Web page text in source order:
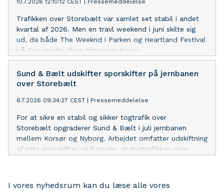
10.7.2026 12:10:12 CEST Pressemeddelelse
Trafikken over Storebælt var samlet set stabil i andet
kvartal af 2026. Men en travl weekend i juni skilte sig
ud, da både The Weeknd i Parken og Heartland Festival
på Fyn sendte flere biler over broen.
Sund & Bælt udskifter sporskifter på jernbanen
over Storebælt
6.7.2026 09:34:27 CEST Pressemeddelelse
For at sikre en stabil og sikker togtrafik over
Storebælt opgraderer Sund & Bælt i juli jernbanen
mellem Korsør og Nyborg. Arbejdet omfatter udskiftning
af otte sporskifter og betyder, at togtrafikken over
I vores nyhedsrum kan du læse alle vores